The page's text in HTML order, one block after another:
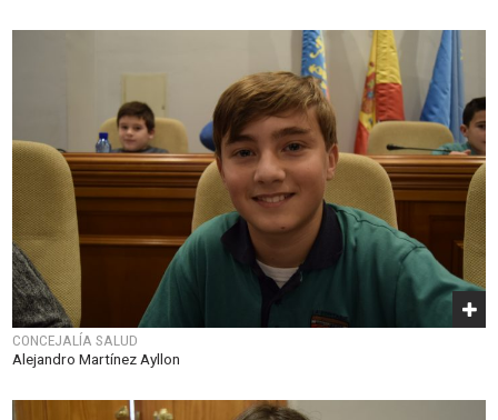
CONCEJALÍA SALUD
Alejandro Martínez Ayllon